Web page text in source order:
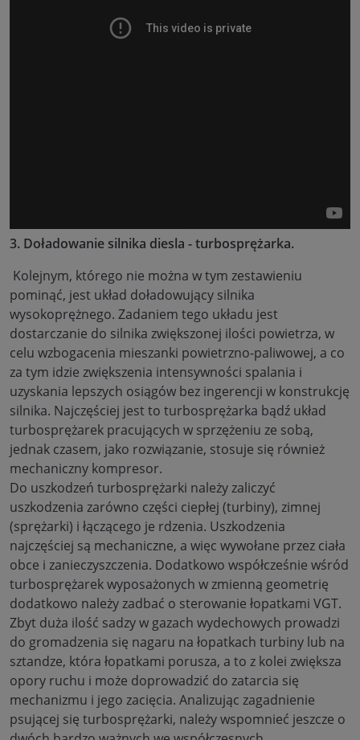
3. Doładowanie silnika diesla - turbosprężarka.
Kolejnym, którego nie można w tym zestawieniu
pominąć, jest układ doładowujący silnika
wysokoprężnego. Zadaniem tego układu jest
dostarczanie do silnika zwiększonej ilości powietrza, w
celu wzbogacenia mieszanki powietrzno-paliwowej, a co
za tym idzie zwiększenia intensywności spalania i
uzyskania lepszych osiągów bez ingerencji w konstrukcję
silnika. Najczęściej jest to turbosprężarka bądź układ
turbosprężarek pracujących w sprzężeniu ze sobą,
jednak czasem, jako rozwiązanie, stosuje się również
mechaniczny kompresor.
Do uszkodzeń turbosprężarki należy zaliczyć
uszkodzenia zarówno części ciepłej (turbiny), zimnej
(sprężarki) i łączącego je rdzenia. Uszkodzenia
najczęściej są mechaniczne, a więc wywołane przez ciała
obce i zanieczyszczenia. Dodatkowo współcześnie wśród
turbosprężarek wyposażonych w zmienną geometrię
dodatkowo należy zadbać o sterowanie łopatkami VGT.
Zbyt duża ilość sadzy w gazach wydechowych prowadzi
do gromadzenia się nagaru na łopatkach turbiny lub na
sztandze, która łopatkami porusza, a to z kolei zwiększa
opory ruchu i może doprowadzić do zatarcia się
mechanizmu i jego zacięcia. Analizując zagadnienie
psującej się turbosprężarki, należy wspomnieć jeszcze o